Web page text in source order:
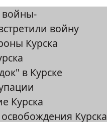
войны-
войну
Курска
в Курске
Курска
Курска